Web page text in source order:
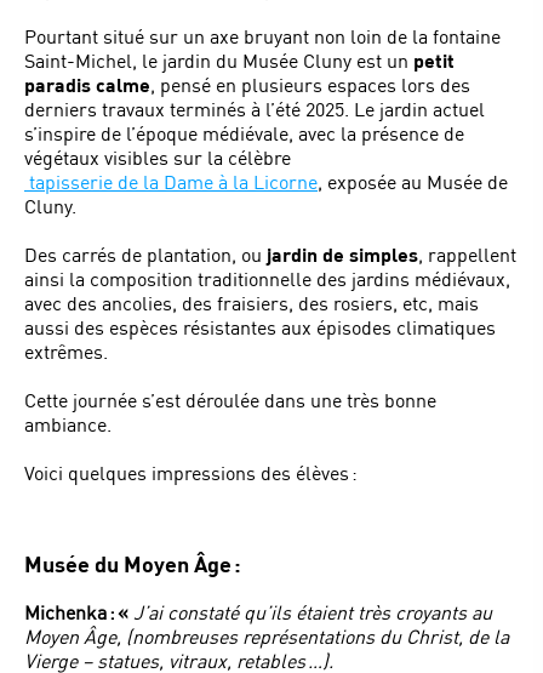
Pourtant situé sur un axe bruyant non loin de la fontaine
Saint-Michel, le jardin du Musée Cluny est un petit
paradis calme, pensé en plusieurs espaces lors des
derniers travaux terminés à l’été 2025. Le jardin actuel
s’inspire de l’époque médiévale, avec la présence de
végétaux visibles sur la célèbre
tapisserie de la Dame à la Licorne, exposée au Musée de
Cluny.
Des carrés de plantation, ou jardin de simples, rappellent
ainsi la composition traditionnelle des jardins médiévaux,
avec des ancolies, des fraisiers, des rosiers, etc, mais
aussi des espèces résistantes aux épisodes climatiques
extrêmes.
Cette journée s’est déroulée dans une très bonne
ambiance.
Voici quelques impressions des élèves :
Musée du Moyen Âge :
Michenka : « J’ai constaté qu’ils étaient très croyants au
Moyen Âge, (nombreuses représentations du Christ, de la
Vierge – statues, vitraux, retables …).